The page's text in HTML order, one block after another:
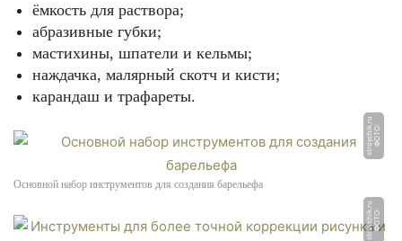
ёмкость для раствора;
абразивные губки;
мастихины, шпатели и кельмы;
наждачка, малярный скотч и кисти;
карандаш и трафареты.
Ф
О
Т
О:
s
t
r
o
y
c
hi
k.
r
u
Основной набор инструментов для создания барельефа
Ф
О
Т
О:
s
t
r
o
y
c
hi
k.
r
u